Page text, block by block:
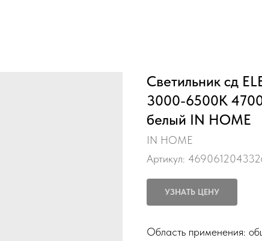
Светильник сд
3000-6500K
белый IN HOME
IN HOME
Артикул:
УЗНАТЬ ЦЕНУ
Область применения: